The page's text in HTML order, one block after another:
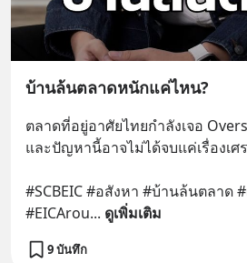
บ้านล้นตลาดหนักแค่ไหน?
ตลาดที่อยู่อาศัยไทยกำลังเจอ
และปัญหานี้อาจไม่ได้จบแค่เรื่องเศ
#SCBEIC #อสังหา #บ้านล้นตลาด
#EICArou... ดูเพิ่มเติม
9 บันทึก